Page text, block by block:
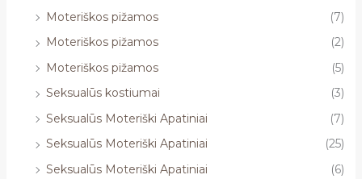
Moteriškos pižamos
(7)
Moteriškos pižamos
(2)
Moteriškos pižamos
(5)
Seksualūs kostiumai
(3)
Seksualūs Moteriški Apatiniai
(7)
Seksualūs Moteriški Apatiniai
(25)
Seksualūs Moteriški Apatiniai
(6)